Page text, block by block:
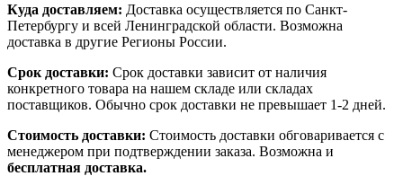
Куда доставляем: Доставка осуществляется по Санкт-
Петербургу и всей Ленинградской области. Возможна
доставка в другие Регионы России.
Срок доставки: Срок доставки зависит от наличия
конкретного товара на нашем складе или складах
поставщиков. Обычно срок доставки не превышает 1-2 дней.
Стоимость доставки: Стоимость доставки обговаривается с
менеджером при подтверждении заказа. Возможна и
бесплатная доставка.